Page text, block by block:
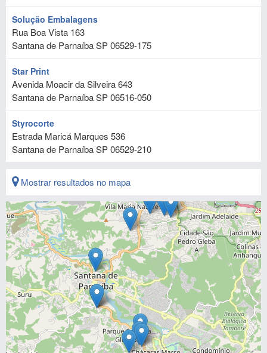
Solução Embalagens
Rua Boa Vista 163
Santana de ParnaíbaSP06529-175
Star Print
Avenida Moacir da Silveira 643
Santana de ParnaíbaSP06516-050
Styrocorte
Estrada Maricá Marques 536
Santana de ParnaíbaSP06529-210
Mostrar resultados no mapa